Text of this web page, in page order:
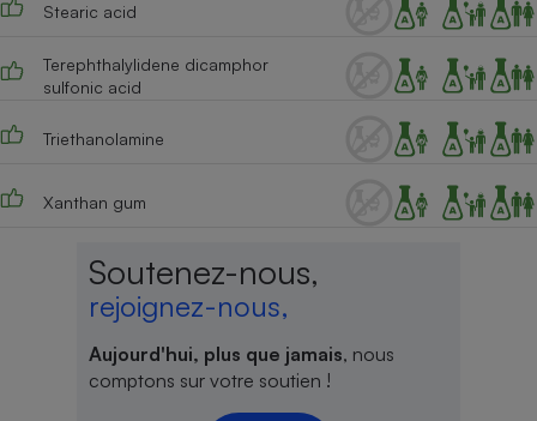
Stearic acid
Terephthalylidene dicamphor
sulfonic acid
Triethanolamine
Xanthan gum
Soutenez-nous,
rejoignez-nous,
Aujourd'hui, plus que jamais, nous
comptons sur votre soutien !